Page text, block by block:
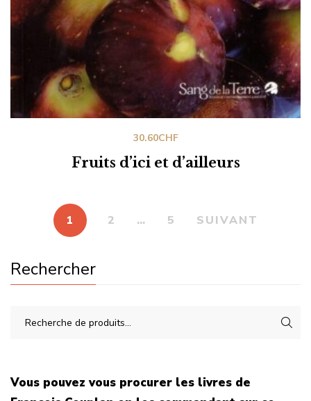
Fruits d’ici et d’ailleurs
30.60CHF
1 2 … 5 SUIVANT
Rechercher
Vous pouvez vous procurer les livres de